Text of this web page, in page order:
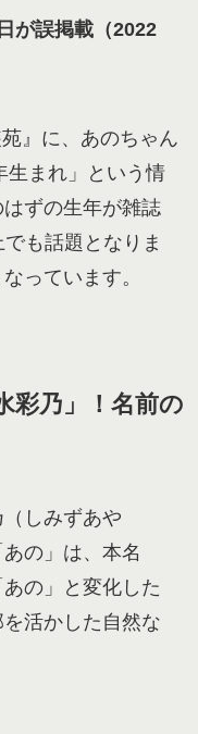
が誤掲載（2022
』に、あのちゃん
生まれ」という情
ずの生年が雑誌
も話題となりま
っています。
彩乃」！名前の
しみずあや
の」は、本名
の」と変化した
活かした自然な